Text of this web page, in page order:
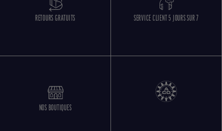
RETOURS GRATUITS SERVICE CLIENT 5 JOURS SUR 7
NOS BOUTIQUES